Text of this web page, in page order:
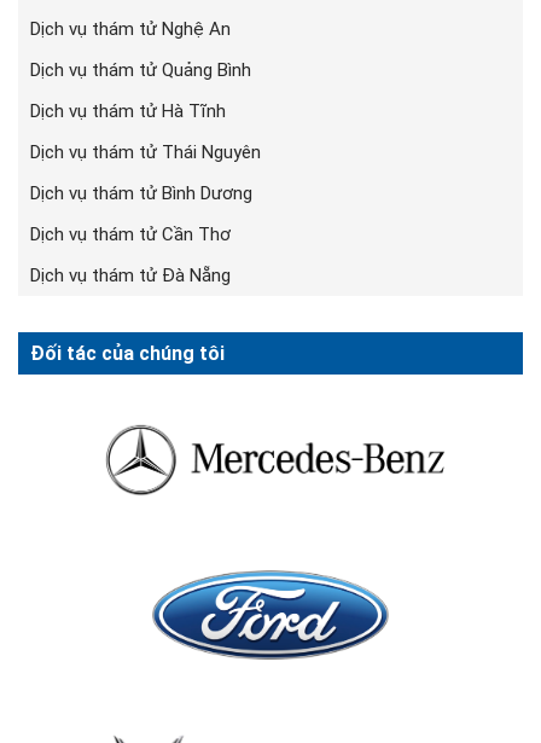
Dịch vụ thám tử Nghệ An
Dịch vụ thám tử Quảng Bình
Dịch vụ thám tử Hà Tĩnh
Dịch vụ thám tử Thái Nguyên
Dịch vụ thám tử Bình Dương
Dịch vụ thám tử Cần Thơ
Dịch vụ thám tử Đà Nẵng
Đối tác của chúng tôi